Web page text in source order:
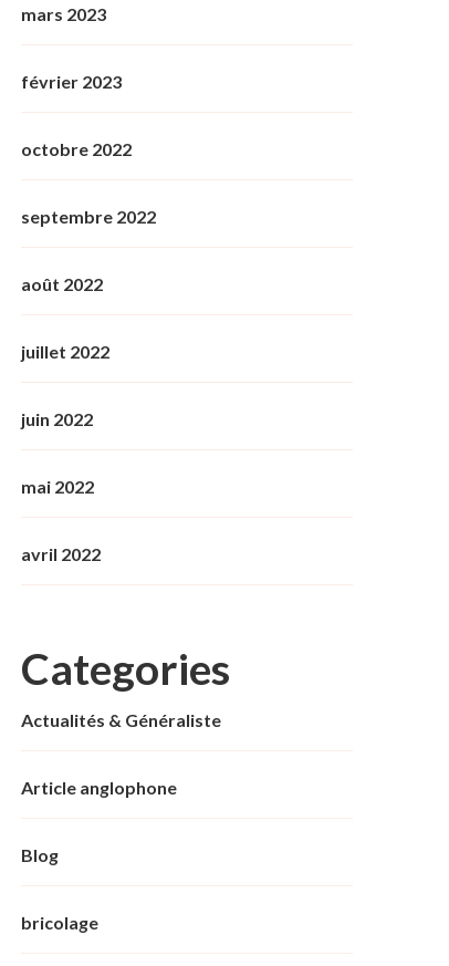
mars 2023
février 2023
octobre 2022
septembre 2022
août 2022
juillet 2022
juin 2022
mai 2022
avril 2022
Categories
Actualités & Généraliste
Article anglophone
Blog
bricolage